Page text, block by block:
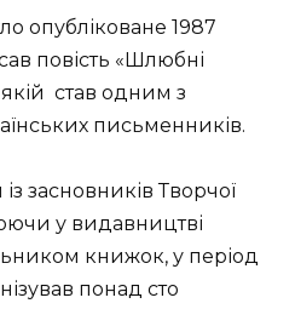
опубліковане 1987
повість «Шлюбні
став одним з
письменників.
засновників Творчої
у видавництві
книжок, у період
понад сто